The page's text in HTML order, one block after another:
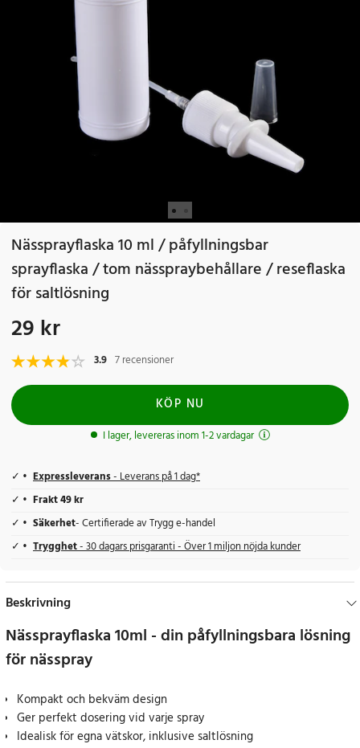
Nässprayflaska 10 ml / påfyllningsbar
sprayflaska / tom nässpraybehållare / reseflaska
för saltlösning
Pris: 29 kr
29 kr
3.9 7 recensioner
KÖP NU
I lager, levereras inom 1-2 vardagar
Expressleverans- Leverans på 1 dag*
Frakt 49 kr
Säkerhet- Certifierade av Trygg e-handel
Trygghet- 30 dagars prisgaranti - Över 1 miljon nöjda kunder
Beskrivning
Nässprayflaska 10ml - din påfyllningsbara lösning
för nässpray
Kompakt och bekväm design
Ger perfekt dosering vid varje spray
Idealisk för egna vätskor, inklusive saltlösning